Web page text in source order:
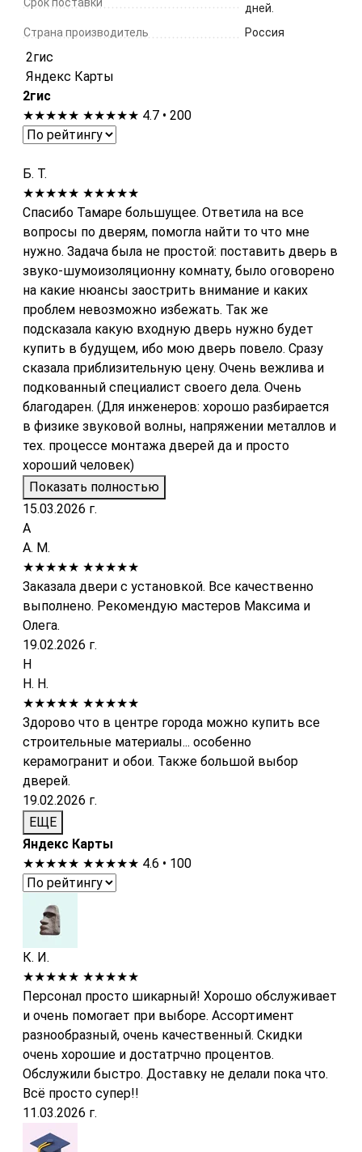
Срок поставки
дней.
Страна производитель
Россия
2гис
Яндекс Карты
2гис
★★★★★ ★★★★★ 4.7 • 200
Б. Т.
★★★★★ ★★★★★
Спасибо Тамаре большущее. Ответила на все
вопросы по дверям, помогла найти то что мне
нужно. Задача была не простой: поставить дверь в
звуко-шумоизоляционну комнату, было оговорено
на какие нюансы заострить внимание и каких
проблем невозможно избежать. Так же
подсказала какую входную дверь нужно будет
купить в будущем, ибо мою дверь повело. Сразу
сказала приблизительную цену. Очень вежлива и
подкованный специалист своего дела. Очень
благодарен. (Для инженеров: хорошо разбирается
в физике звуковой волны, напряжении металлов и
тех. процессе монтажа дверей да и просто
хороший человек)
Показать полностью
15.03.2026 г.
А
А. М.
★★★★★ ★★★★★
Заказала двери с установкой. Все качественно
выполнено. Рекомендую мастеров Максима и
Олега.
19.02.2026 г.
Н
Н. Н.
★★★★★ ★★★★★
Здорово что в центре города можно купить все
строительные материалы... особенно
керамогранит и обои. Также большой выбор
дверей.
19.02.2026 г.
ЕЩЕ
Яндекс Карты
★★★★★ ★★★★★ 4.6 • 100
К. И.
★★★★★ ★★★★★
Персонал просто шикарный! Хорошо обслуживает
и очень помогает при выборе. Ассортимент
разнообразный, очень качественный. Скидки
очень хорошие и достатрчно процентов.
Обслужили быстро. Доставку не делали пока что.
Всё просто супер!!
11.03.2026 г.